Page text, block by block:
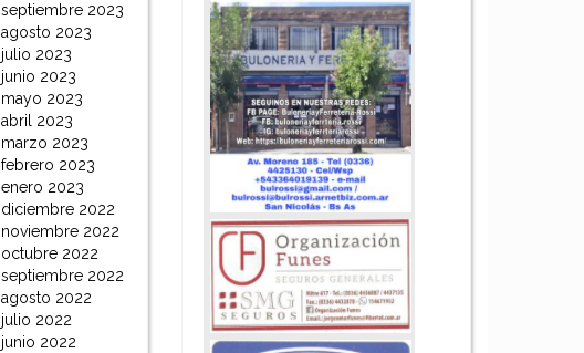
septiembre 2023
agosto 2023
julio 2023
junio 2023
mayo 2023
abril 2023
marzo 2023
febrero 2023
enero 2023
diciembre 2022
noviembre 2022
octubre 2022
septiembre 2022
agosto 2022
julio 2022
junio 2022